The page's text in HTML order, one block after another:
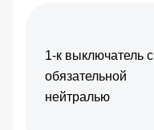
1-к выключатель с
обязательной
нейтралью